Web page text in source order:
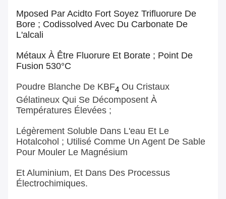
Mposed Par Acidto Fort Soyez Trifluorure De
Bore ; Codissolved Avec Du Carbonate De
L'alcali
Métaux À Être Fluorure Et Borate ; Point De
Fusion 530°C
Poudre Blanche De KBF4 Ou Cristaux
Gélatineux Qui Se Décomposent À
Températures Élevées ;
Légèrement Soluble Dans L'eau Et Le
Hotalcohol ; Utilisé Comme Un Agent De Sable
Pour Mouler Le Magnésium
Et Aluminium, Et Dans Des Processus
Électrochimiques.